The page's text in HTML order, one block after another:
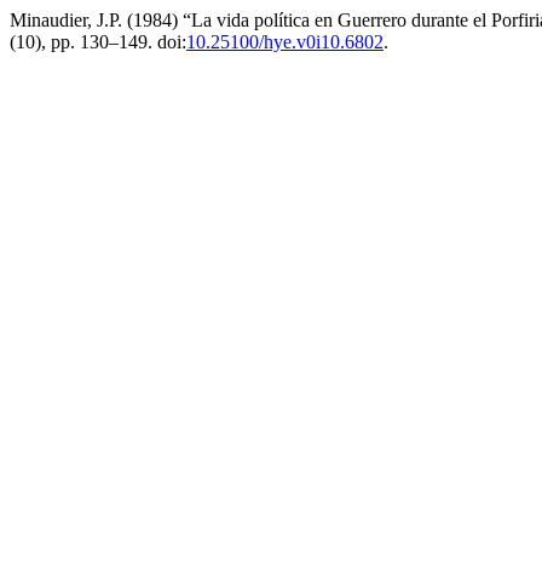
Minaudier, J.P. (1984) “La vida política en Guerrero durante el
(10), pp. 130–149. doi:10.25100/hye.v0i10.6802.